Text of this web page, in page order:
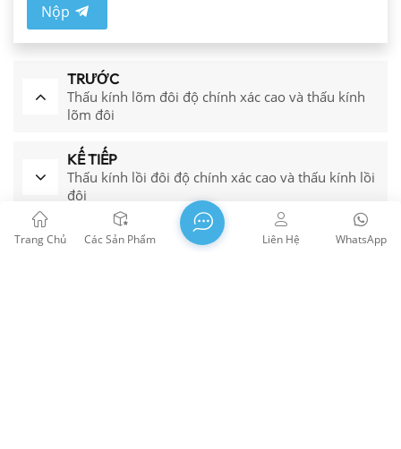
Nộp
TRƯỚC
Thấu kính lõm đôi độ chính xác cao và thấu kính
lõm đôi
KẾ TIẾP
Thấu kính lồi đôi độ chính xác cao và thấu kính lồi
đôi
Trang Chủ Các Sản Phẩm WhatsApp
Liên Hệ